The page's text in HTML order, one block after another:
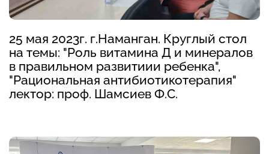
25 мая 2023г. г.Наманган. Круглый стол
на темы: "Роль витамина Д и минералов
в правильном развитиии ребенка",
"Рациональная антибиотикотерапия"
лектор: проф. Шамсиев Ф.С.